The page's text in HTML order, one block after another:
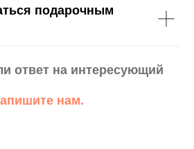
подарочным
ответ на интересующий
нам.